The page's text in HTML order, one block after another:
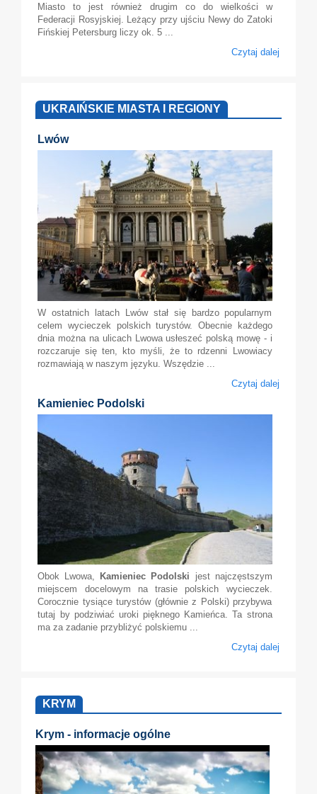
Miasto to jest również drugim co do wielkości w
Federacji Rosyjskiej. Leżący przy ujściu Newy do Zatoki
Fińskiej Petersburg liczy ok. 5 ...
Czytaj dalej
UKRAIŃSKIE MIASTA I REGIONY
Lwów
W ostatnich latach Lwów stał się bardzo popularnym
celem wycieczek polskich turystów. Obecnie każdego
dnia można na ulicach Lwowa usłeszeć polską mowę - i
rozczaruje się ten, kto myśli, że to rdzenni Lwowiacy
rozmawiają w naszym języku. Wszędzie ...
Czytaj dalej
Kamieniec Podolski
Obok Lwowa, Kamieniec Podolski jest najczęstszym
miejscem docelowym na trasie polskich wycieczek.
Corocznie tysiące turystów (głównie z Polski) przybywa
tutaj by podziwiać uroki pięknego Kamieńca. Ta strona
ma za zadanie przybliżyć polskiemu ...
Czytaj dalej
KRYM
Krym - informacje ogólne